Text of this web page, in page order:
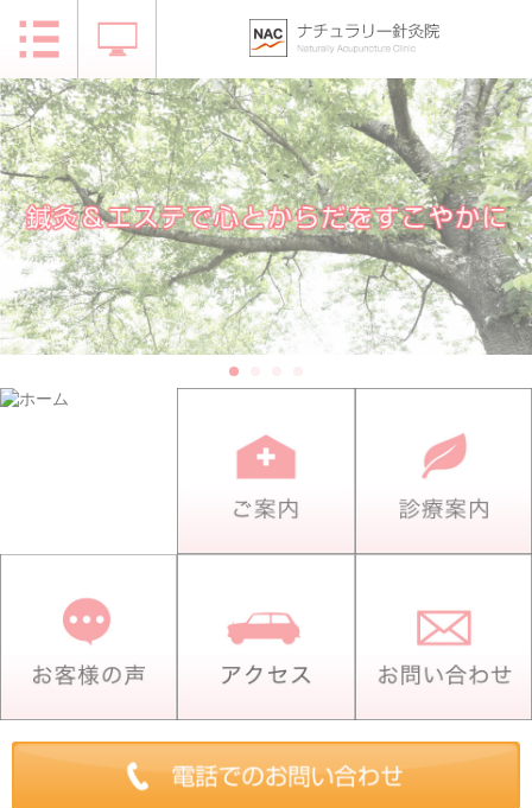
トップページ
当院について
お客様の声
アクセス
お問い合わせ
診療案内
スタッフ紹介
ダイエット鍼灸
交通事故の治療